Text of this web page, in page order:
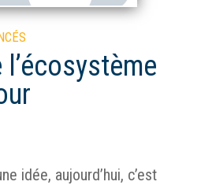
idée, aujourd’hui, c’est